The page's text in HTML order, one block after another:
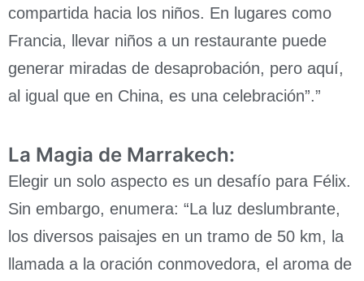
compartida hacia los niños. En lugares como
Francia, llevar niños a un restaurante puede
generar miradas de desaprobación, pero aquí,
al igual que en China, es una celebración”.”
La Magia de Marrakech:
Elegir un solo aspecto es un desafío para Félix.
Sin embargo, enumera: “La luz deslumbrante,
los diversos paisajes en un tramo de 50 km, la
llamada a la oración conmovedora, el aroma de